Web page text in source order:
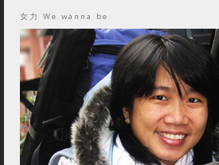
女力 We wanna be